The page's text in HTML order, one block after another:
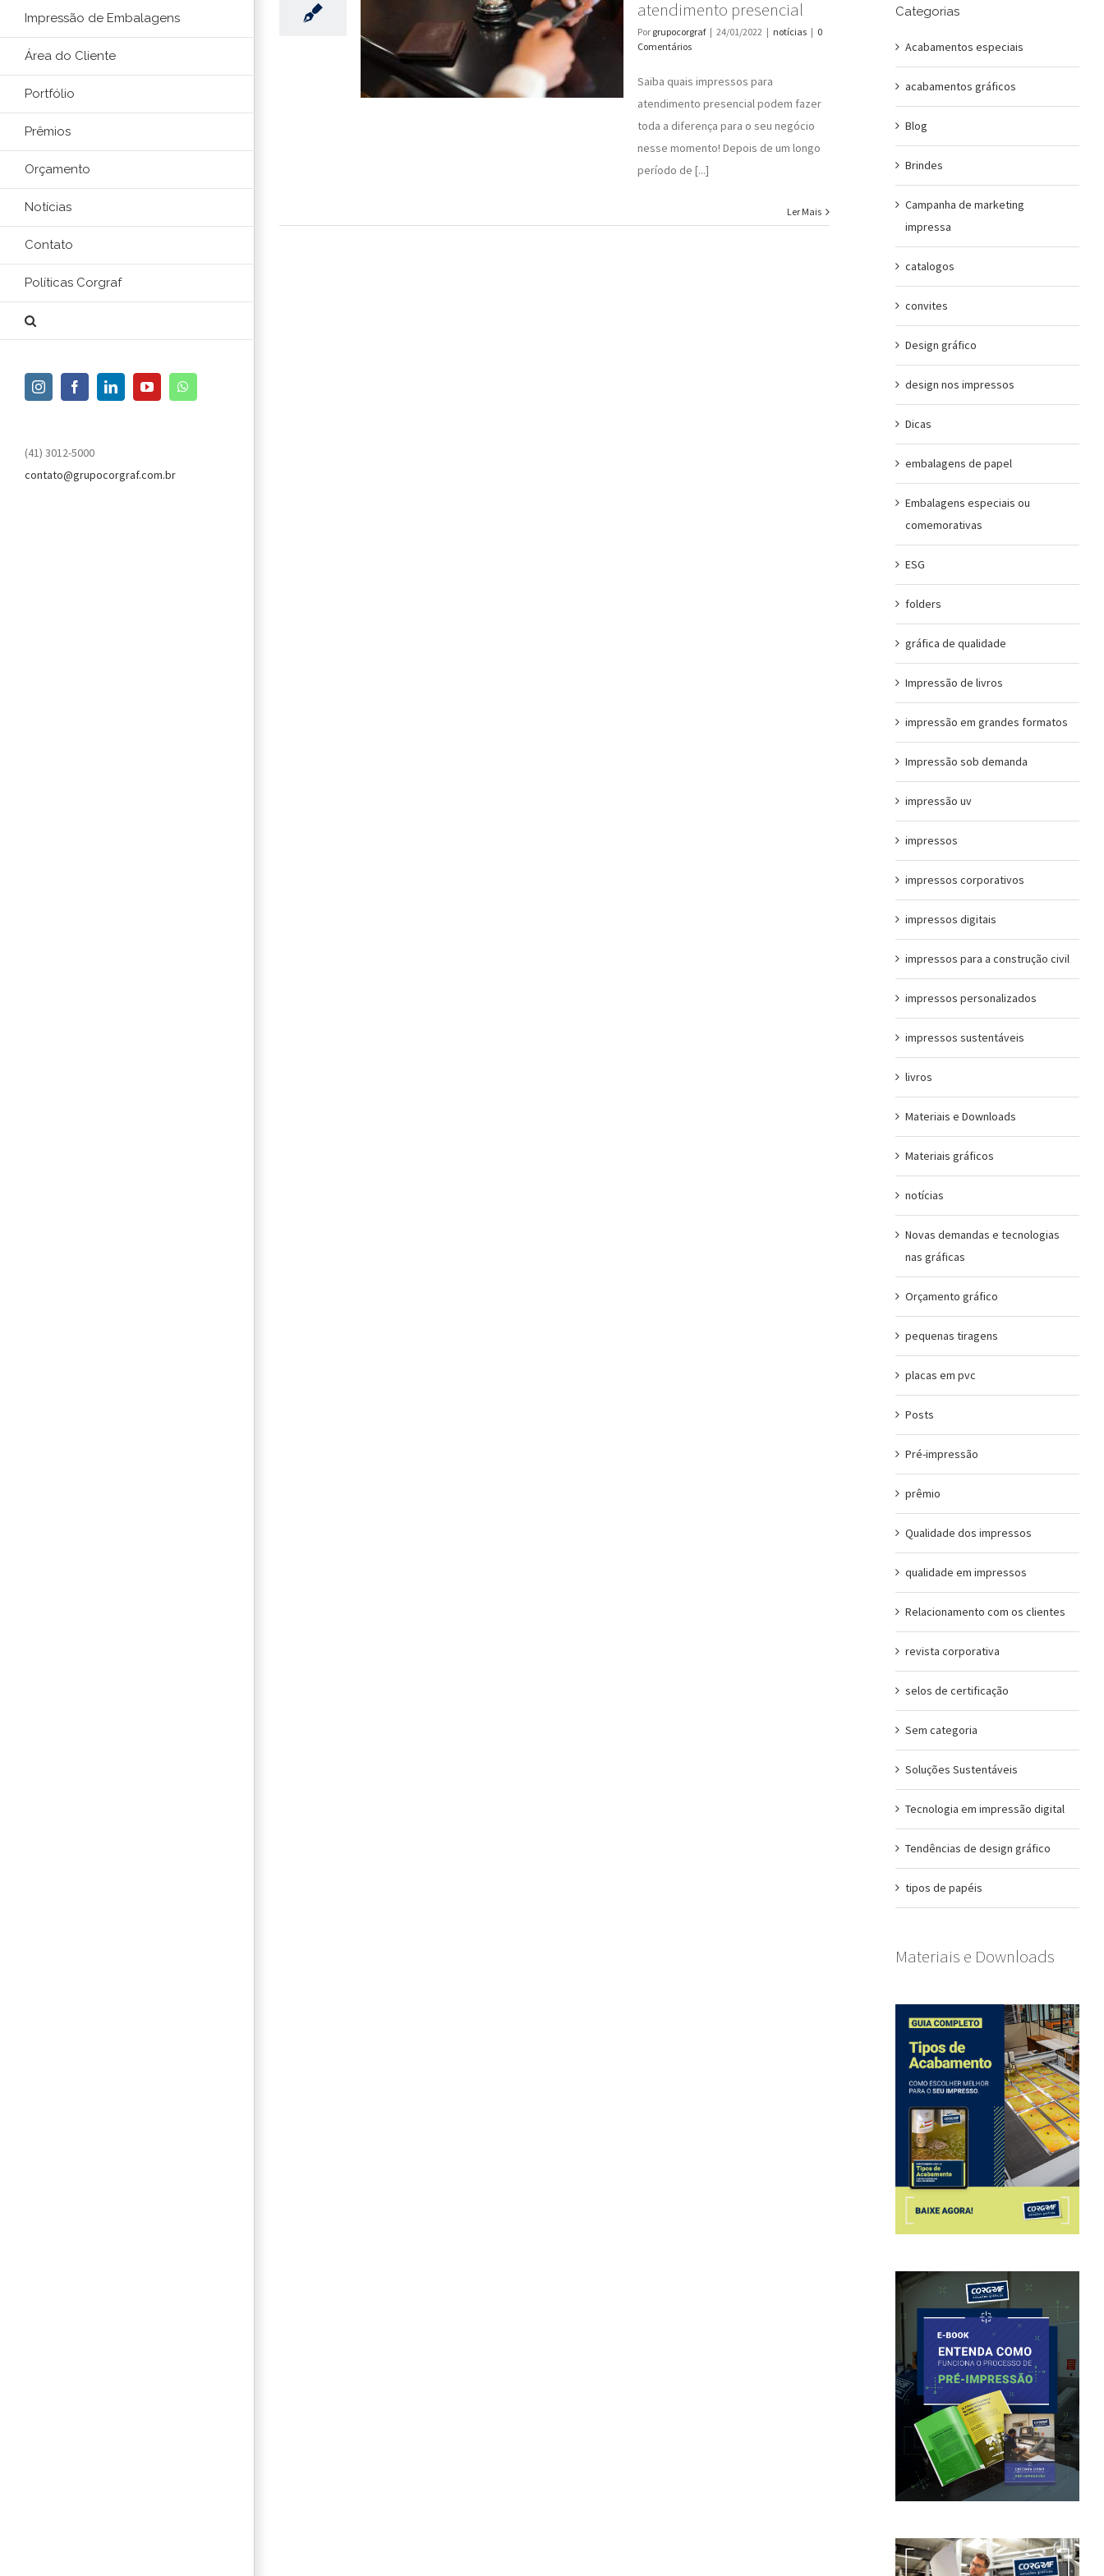
Impressão de Embalagens
Área do Cliente
Portfólio
Prêmios
Orçamento
Notícias
Contato
Políticas Corgraf
InstagramFacebookLinkedInYouTube
(41) 3012-5000
contato@grupocorgraf.com.br
atendimento presencial
Por grupocorgraf | 24/01/2022 | notícias | 0
Comentários
Saiba quais impressos para
atendimento presencial podem fazer
toda a diferença para o seu negócio
nesse momento! Depois de um longo
período de [...]
Ler Mais
Categorias
Acabamentos especiais
acabamentos gráficos
Blog
Brindes
Campanha de marketing
impressa
catalogos
convites
Design gráfico
design nos impressos
Dicas
embalagens de papel
Embalagens especiais ou
comemorativas
ESG
folders
gráfica de qualidade
Impressão de livros
impressão em grandes formatos
Impressão sob demanda
impressão uv
impressos
impressos corporativos
impressos digitais
impressos para a construção civil
impressos personalizados
impressos sustentáveis
livros
Materiais e Downloads
Materiais gráficos
notícias
Novas demandas e tecnologias
nas gráficas
Orçamento gráfico
pequenas tiragens
placas em pvc
Posts
Pré-impressão
prêmio
Qualidade dos impressos
qualidade em impressos
Relacionamento com os clientes
revista corporativa
selos de certificação
Sem categoria
Soluções Sustentáveis
Tecnologia em impressão digital
Tendências de design gráfico
tipos de papéis
Materiais e Downloads